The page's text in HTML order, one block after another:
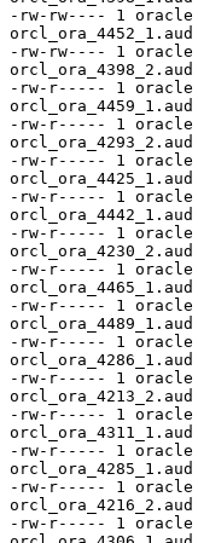
-rw-rw---- 1 oracle
orcl_ora_4452_1.aud
-rw-rw---- 1 oracle
orcl_ora_4398_2.aud
-rw-r----- 1 oracle
orcl_ora_4459_1.aud
-rw-r----- 1 oracle
orcl_ora_4293_2.aud
-rw-r----- 1 oracle
orcl_ora_4425_1.aud
-rw-r----- 1 oracle
orcl_ora_4442_1.aud
-rw-r----- 1 oracle
orcl_ora_4230_2.aud
-rw-r----- 1 oracle
orcl_ora_4465_1.aud
-rw-r----- 1 oracle
orcl_ora_4489_1.aud
-rw-r----- 1 oracle
orcl_ora_4286_1.aud
-rw-r----- 1 oracle
orcl_ora_4213_2.aud
-rw-r----- 1 oracle
orcl_ora_4311_1.aud
-rw-r----- 1 oracle
orcl_ora_4285_1.aud
-rw-r----- 1 oracle
orcl_ora_4216_2.aud
-rw-r----- 1 oracle